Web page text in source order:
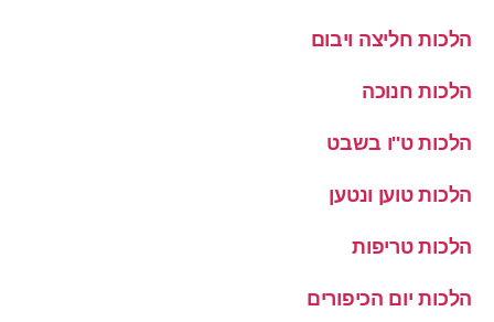
הלכות חליצה ויבום
הלכות חנוכה
הלכות ט''ו בשבט
הלכות טוען ונטען
הלכות טריפות
הלכות יום הכיפורים